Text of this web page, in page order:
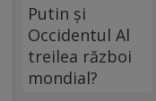
Putin și
Occidentul Al
treilea război
mondial?